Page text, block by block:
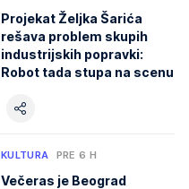
Projekat Željka Šarića
rešava problem skupih
industrijskih popravki:
Robot tada stupa na scenu
KULTURA PRE 6 H
Večeras je Beograd